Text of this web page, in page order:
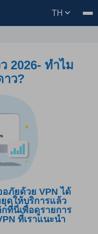
TH
2026- ทำไม
าว?
อภัยด้วย VPN ได้
ดให้บริการแล้ว
ที่นี่เพื่อดูรายการ
ที่เราแนะนำ